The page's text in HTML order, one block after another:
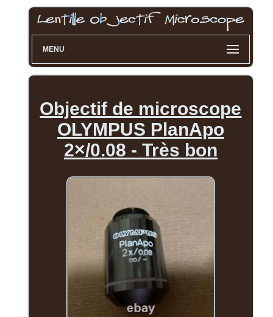
MENU
Objectif de microscope
OLYMPUS PlanApo
2×/0.08 - Très bon